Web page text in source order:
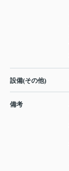
設備(その他)
備考